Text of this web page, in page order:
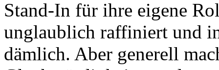
Stand-In für ihre eigene
unglaublich raffiniert und
dämlich. Aber generell